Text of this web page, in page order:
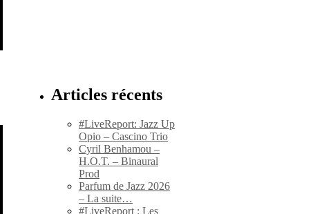
Articles récents
#LiveReport: Jazz Up
Opio – Cascino Trio
Cyril Benhamou –
H.O.T. – Binaural
Prod
Parfum de Jazz 2026
– La suite…
#LiveReport : Les